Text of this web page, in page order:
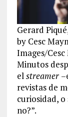
Gerard
by Cesc
Images/
Minutos
elstreamer
revistas de
curiosidad, o
no?”.